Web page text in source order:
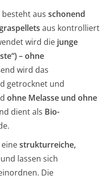
aus schonend
aus kontrolliert
wird die junge
– ohne
wird das
getrocknet und
ohne Melasse und ohne
dient als Bio-
strukturreiche,
und lassen sich
Die